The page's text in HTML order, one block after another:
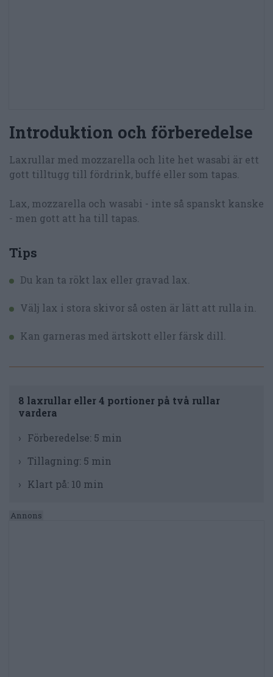
Introduktion och förberedelse
Laxrullar med mozzarella och lite het wasabi är ett
gott tilltugg till fördrink, buffé eller som tapas.
Lax, mozzarella och wasabi - inte så spanskt kanske
- men gott att ha till tapas.
Tips
Du kan ta rökt lax eller gravad lax.
Välj lax i stora skivor så osten är lätt att rulla in.
Kan garneras med ärtskott eller färsk dill.
8 laxrullar eller 4 portioner på två rullar
vardera
Förberedelse: 5 min
Tillagning: 5 min
Klart på: 10 min